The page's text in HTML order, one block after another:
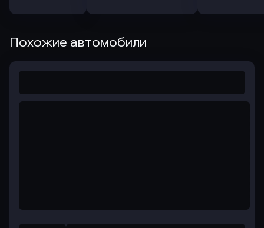
Похожие автомобили